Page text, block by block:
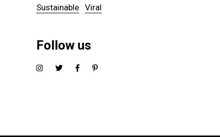
Sustainable Viral
Follow us